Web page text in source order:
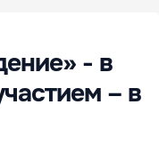
- в
– в